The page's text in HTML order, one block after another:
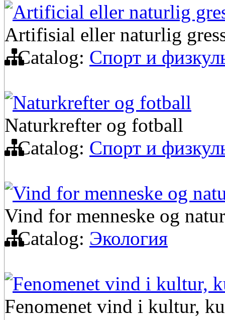
Artificial eller naturlig
Artifisial eller naturlig
Catalog: Спорт и
Naturkrefter og fotball
Naturkrefter og fotball
Catalog: Спорт и
Vind for menneske og
Vind for menneske og natur
Catalog: Экология
Fenomenet vind i kultur,
Fenomenet vind i kultur,